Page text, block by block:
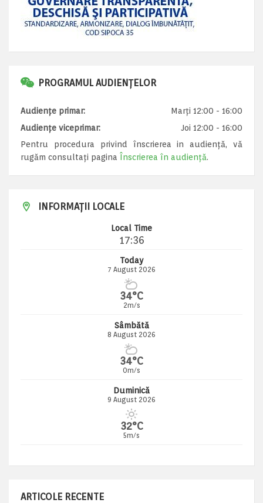
PROGRAMUL AUDIENȚELOR
Audiențe primar:
Marți 12:00 - 16:00
Audiențe viceprimar:
Joi 12:00 - 16:00
Pentru procedura privind înscrierea in audiență, vă
rugăm consultați pagina Înscrierea în audiență.
INFORMAȚII LOCALE
Local Time
17:36
Today
7 August 2026
34°C
2m/s
Sâmbătă
8 August 2026
34°C
0m/s
Duminică
9 August 2026
32°C
5m/s
ARTICOLE RECENTE